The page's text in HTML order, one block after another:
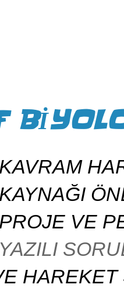
VE
HAREKET